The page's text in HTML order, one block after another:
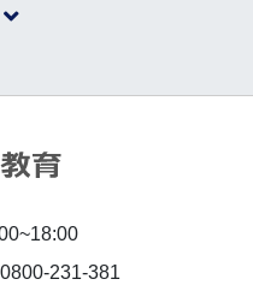
231-381